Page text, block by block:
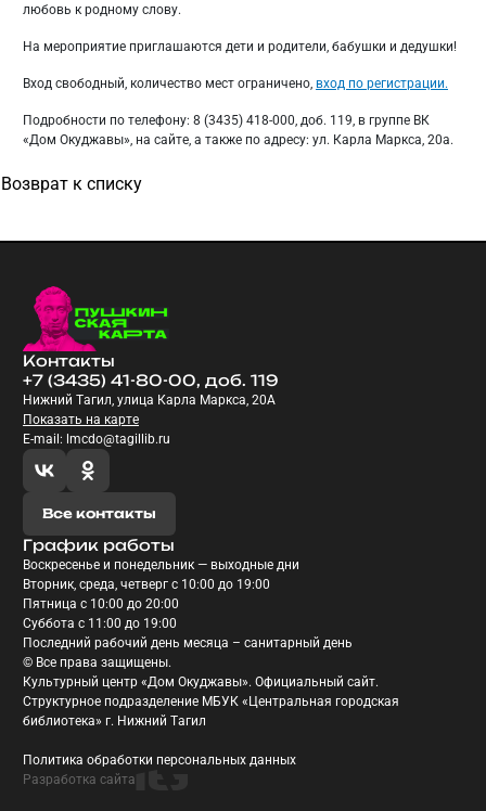
любовь к родному слову.
На мероприятие приглашаются дети и родители, бабушки и дедушки!
Вход свободный, количество мест ограничено, вход по регистрации.
Подробности по телефону: 8 (3435) 418-000, доб. 119, в группе ВК
«Дом Окуджавы», на сайте, а также по адресу: ул. Карла Маркса, 20а.
Возврат к списку
© Все права защищены.
Культурный центр «Дом Окуджавы». Официальный сайт.
Структурное подразделение МБУК «Центральная городская
библиотека» г. Нижний Тагил
Политика обработки персональных данных
Контакты
+7 (3435) 41-80-00, доб. 119
Нижний Тагил, улица Карла Маркса, 20А
Показать на карте
E-mail: lmcdo@tagillib.ru
Все контакты
График работы
Воскресенье и понедельник — выходные дни
Вторник, среда, четверг с 10:00 до 19:00
Пятница с 10:00 до 20:00
Суббота с 11:00 до 19:00
Последний рабочий день месяца – санитарный день
Разработка сайта